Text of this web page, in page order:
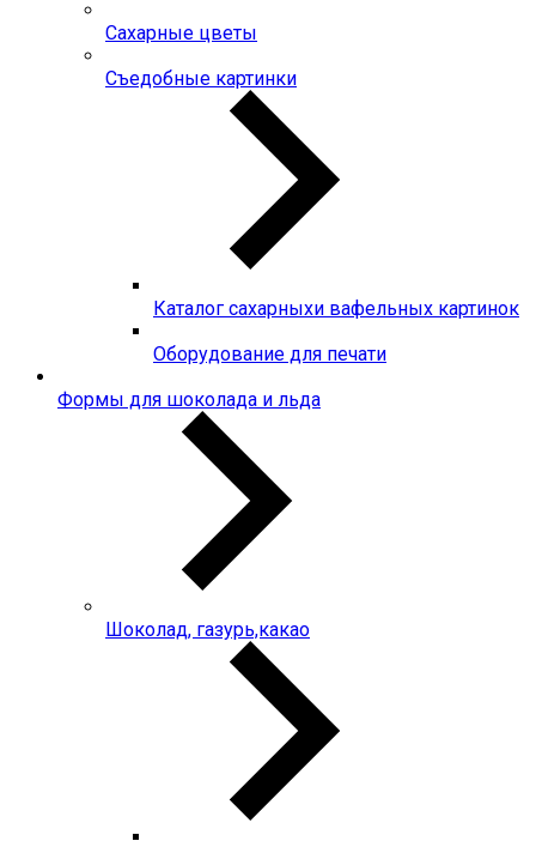
Сахарные цветы
Съедобные картинки
Каталог сахарныхи вафельных картинок
Оборудование для печати
Формы для шоколада и льда
Шоколад, газурь,какао